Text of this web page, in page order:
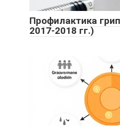
Профилактика
2017-2018 гг.)